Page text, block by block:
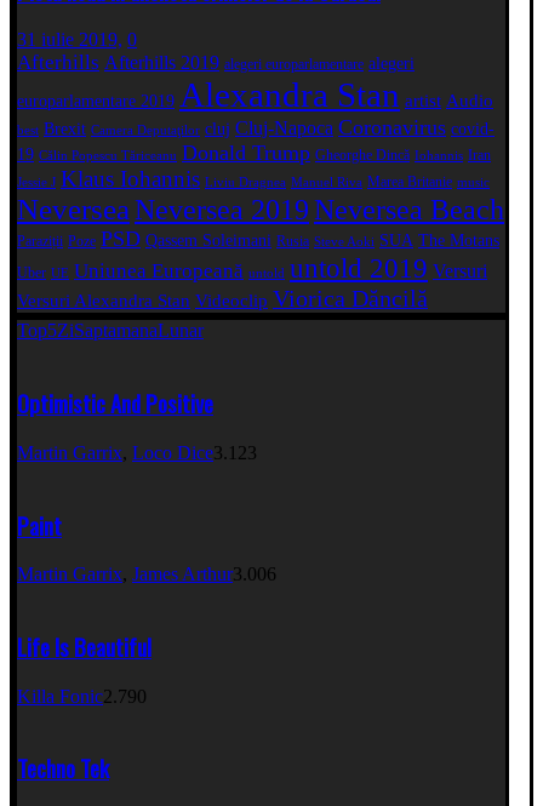
31 iulie 2019, 0
Afterhills Afterhills 2019 alegeri europarlamentare alegeri
europarlamentare 2019 Alexandra Stan artist Audio
best Brexit Camera Deputaţilor cluj Cluj-Napoca Coronavirus covid-
19 Călin Popescu Tăriceanu Donald Trump Gheorghe Dincă Iohannis Iran
Jessie J Klaus Iohannis Liviu Dragnea Manuel Riva Marea Britanie music
NeverseaNeversea 2019Neversea Beach
Paraziții Poze PSD Qassem Soleimani Rusia Steve Aoki SUA The Motans
Uber UE Uniunea Europeană untold untold 2019 Versuri
Versuri Alexandra Stan Videoclip Viorica Dăncilă
Top5ZiSaptamanaLunar
Optimistic And Positive
Martin Garrix, Loco Dice3.123
Paint
Martin Garrix, James Arthur3.006
Life Is Beautiful
Killa Fonic2.790
Techno Tek